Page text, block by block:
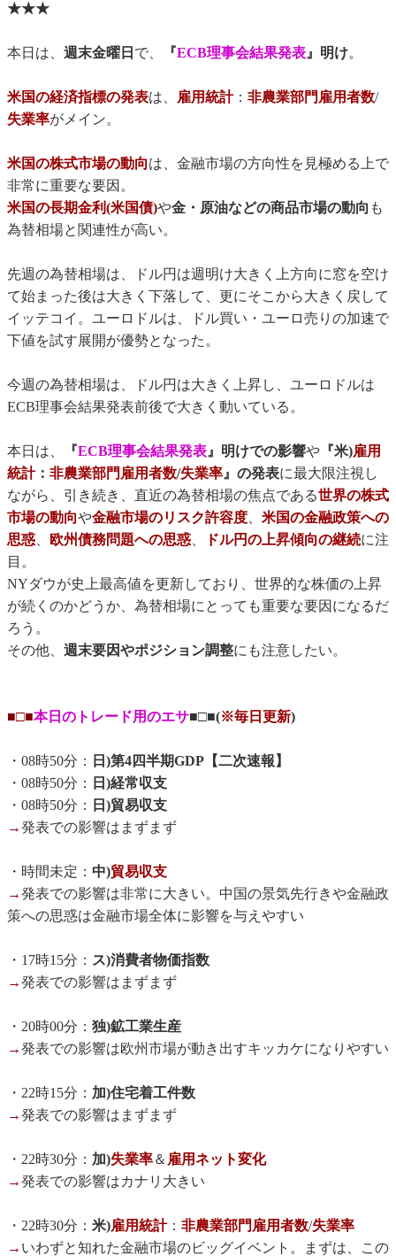
★★★
本日は、 週末金曜日 で、 『ECB理事会結果発表』明け。
米国の経済指標の発表は、 雇用統計： 非農業部門雇用者数/
失業率がメイン。
米国の株式市場の動向は、金融市場の方向性を見極める上で
非常に重要な要因。
米国の長期金利(米国債)や金・原油などの商品市場の動向 も
為替相場と関連性が高い。
先週の為替相場は、ドル円は週明け大きく上方向に窓を空け
て始まった後は大きく下落して、更にそこから大きく戻して
イッテコイ。ユーロドルは、ドル買い・ユーロ売りの加速で
下値を試す展開が優勢となった。
今週の為替相場は、ドル円は大きく上昇し、ユーロドルは
ECB理事会結果発表前後で大きく動いている。
本日は、 『ECB理事会結果発表』明けでの影響や 『米)雇用
統計： 非農業部門雇用者数/失業率』の発表に最大限注視し
ながら、引き続き、直近の為替相場の焦点である世界の株式
市場の動向や金融市場のリスク許容度、 米国の金融政策への
思惑、 欧州債務問題への思惑、 ドル円の上昇傾向の継続に注
目。
NYダウが史上最高値を更新しており、世界的な株価の上昇
が続くのかどうか、為替相場にとっても重要な要因になるだ
ろう。
その他、 週末要因やポジション調整にも注意したい。
■□■本日のトレード用のエサ■□■(※毎日更新)
・08時50分：
日)第4四半期GDP【二次速報】
・08時50分：
日)経常収支
・08時50分：
日)貿易収支
→発表での影響はまずまず
・時間未定： 中)貿易収支
→発表での影響は非常に大きい。中国の景気先行きや金融政
策への思惑は金融市場全体に影響を与えやすい
・17時15分： ス)消費者物価指数
→発表での影響はまずまず
・20時00分： 独)鉱工業生産
→発表での影響は欧州市場が動き出すキッカケになりやすい
・22時15分： 加)住宅着工件数
→発表での影響はまずまず
・22時30分： 加)失業率＆ 雇用ネット変化
→発表での影響はカナリ大きい
・22時30分： 米)雇用統計： 非農業部門雇用者数/失業率
→ いわずと知れた金融市場のビッグイベント。まずは、この